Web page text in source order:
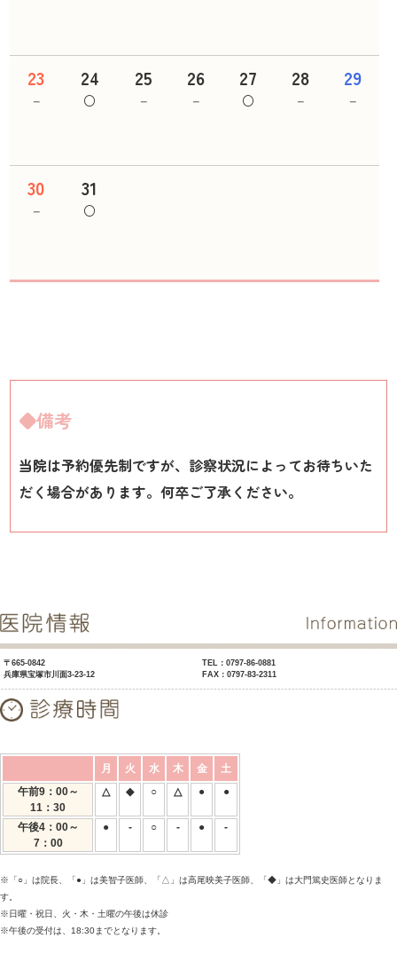
23
－
24
○
25
－
26
－
27
○
28
－
29
－
30
－
31
○
◆備考
当院は予約優先制ですが、診察状況によってお待ちいた
だく場合があります。何卒ご了承ください。
〒665-0842
兵庫県宝塚市川面3-23-12
TEL：0797-86-0881
FAX：0797-83-2311
月 火 水 木 金
土
午前9：00～
11：30
△ ◆ ○ △ ● ●
午後4：00～
7：00
● - ○ - ● -
※「○」は院長、「●」は美智子医師、「△」は高尾映美子医師、「◆」は大門篤史医師となりま
す。
※日曜・祝日、火・木・土曜の午後は休診
※午後の受付は、18:30までとなります。